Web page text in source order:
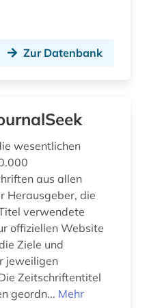
Zur Datenbank
wesentlichen
aus allen
Herausgeber, die
verwendete
offiziellen Website
Ziele und
jeweiligen
geordn... Mehr